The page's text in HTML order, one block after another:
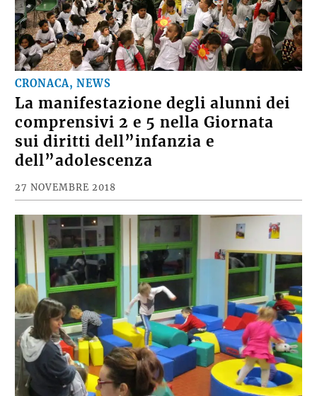
CRONACA, NEWS
La manifestazione degli alunni dei
comprensivi 2 e 5 nella Giornata
sui diritti dell”infanzia e
dell”adolescenza
27 NOVEMBRE 2018